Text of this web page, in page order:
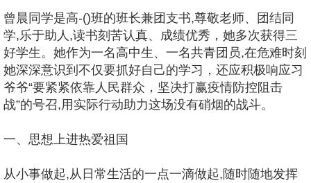
曾晨同学是高-()班的班长兼团支书,尊敬老师、团结同
学,乐于助人,读书刻苦认真、成绩优秀，她多次获得三
好学生。她作为一名高中生、一名共青团员,在危难时刻
她深深意识到不仅要抓好自己的学习，还应积极响应习
爷爷“要紧紧依靠人民群众，坚决打赢疫情防控阻击
战”的号召,用实际行动助力这场没有硝烟的战斗。
一、思想上进热爱祖国
从小事做起,从日常生活的一点一滴做起,随时随地发挥